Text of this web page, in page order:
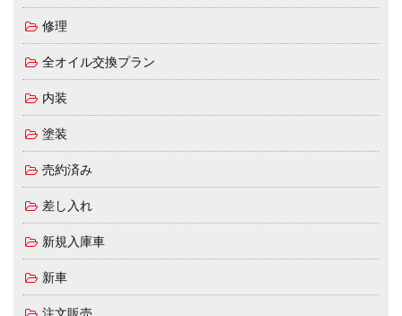
修理
全オイル交換プラン
内装
塗装
売約済み
差し入れ
新規入庫車
新車